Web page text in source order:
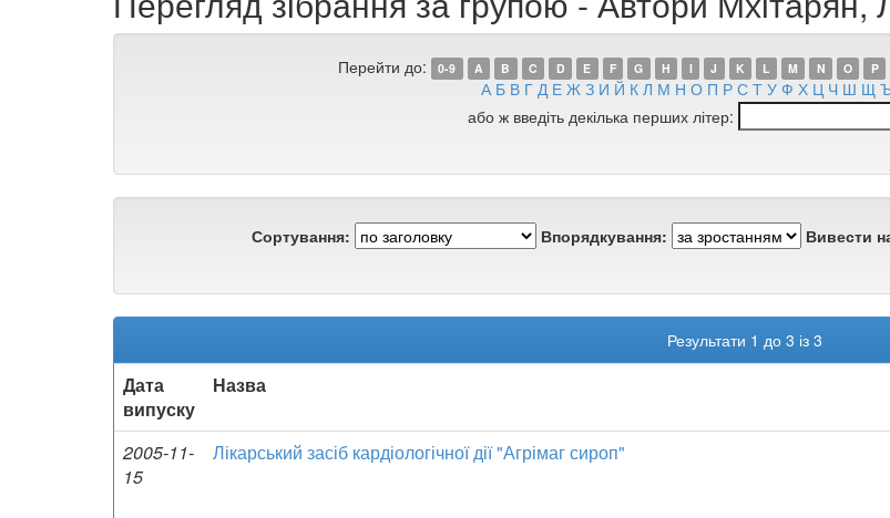
Перейти до: 0-9 A B C D E F G H I J K L M N O P
А Б В Г Д Е Ж З И Й К Л М Н О П Р С Т У Ф Х Ц Ч Ш Щ
або ж введіть декілька перших літер:
Сортування: Впорядкування: Вивести
Результати 1 до 3 із 3
Дата
випуску
Назва
2005-11-
15
Лікарський засіб кардіологічної дії "Агрімаг сироп"